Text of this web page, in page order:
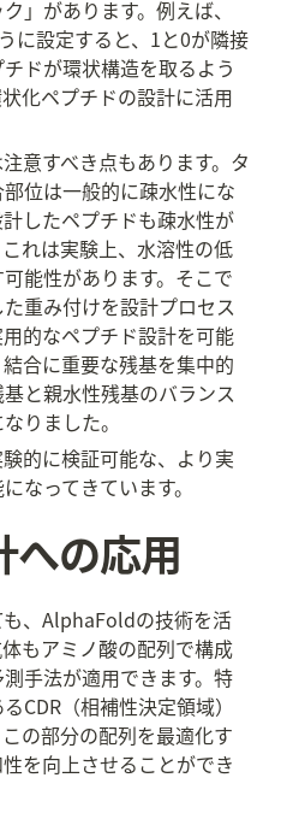
」があります。例えば、
に設定すると、1と0が隣接
ドが環状構造を取るよう
化ペプチドの設計に活用
意すべき点もあります。タ
位は一般的に疎水性にな
したペプチドも疎水性が
れは実験上、水溶性の低
能性があります。そこで
重み付けを設計プロセス
的なペプチド設計を可能
合に重要な残基を集中的
と親水性残基のバランス
りました。
的に検証可能な、より実
なってきています。
への応用
、AlphaFoldの技術を活
もアミノ酸の配列で構成
手法が適用できます。特
CDR（相補性決定領域）
の部分の配列を最適化す
を向上させることができ